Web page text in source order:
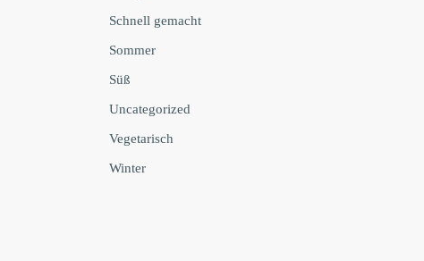
Schnell gemacht
Sommer
Süß
Uncategorized
Vegetarisch
Winter